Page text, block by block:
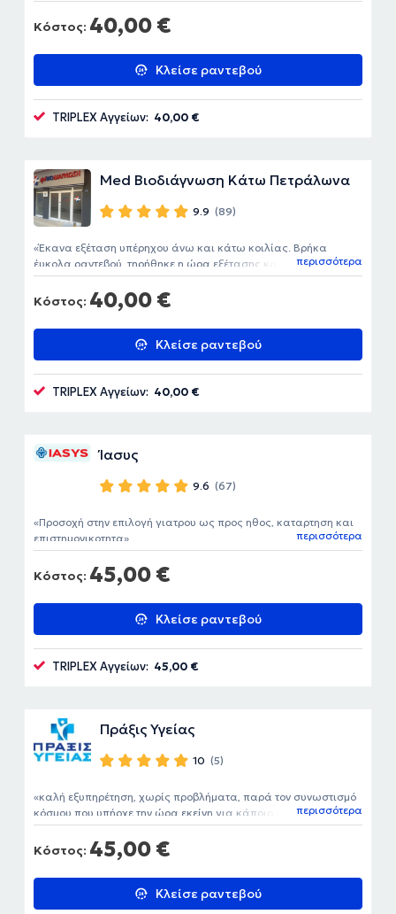
Κόστος: 40,00 €
Κλείσε ραντεβού
ανεπιφύλακτα.
TRIPLEX Αγγείων: 40,00 €
Med Βιοδιάγνωση Κάτω Πετράλωνα
9.9 (89)
Κόστος: 40,00 €
Κλείσε ραντεβού
Έκανα εξέταση υπέρηχου άνω και κάτω κοιλίας. Βρήκα
έυκολα ραντεβού, τηρήθηκε η ώρα εξέτασης και η παράδοση
των αποτελεσμάτων ήταν άμεση. Πολύ ευγενικοί όλοι τους,
καθαρός χώρος και άνετο περιβάλλον. Έμεινα πολύ
ικανοποιημένος.
περισσότερα
TRIPLEX Αγγείων: 40,00 €
Ίασυς
9.6 (67)
Κόστος: 45,00 €
Κλείσε ραντεβού
Προσοχή στην επιλογή γιατρου ως προς ηθος, καταρτηση και
επιστημονικοτητα
περισσότερα
TRIPLEX Αγγείων: 45,00 €
Πράξις Υγείας
10 (5)
Κόστος: 45,00 €
Κλείσε ραντεβού
καλή εξυπηρέτηση, χωρίς προβλήματα, παρά τον συνωστισμό
κόσμου που υπήρχε την ώρα εκείνη για κάποιο λόγοπερισσότερα